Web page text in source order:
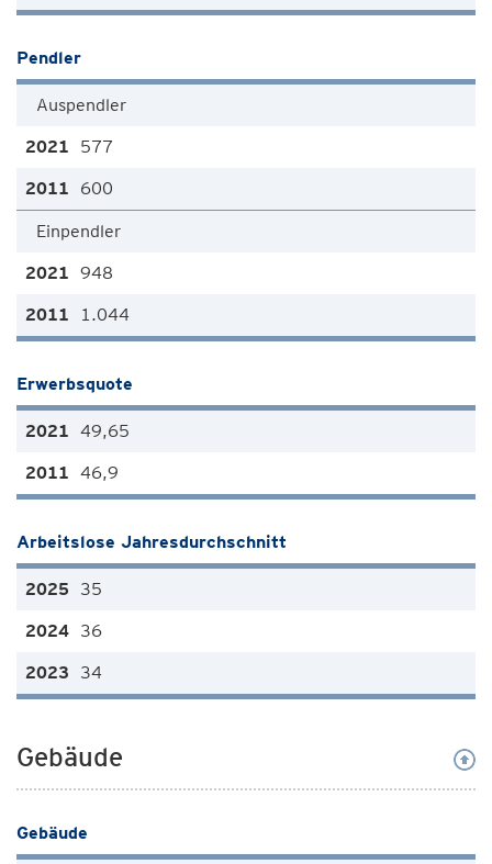
Pendler
Auspendler
577
600
Einpendler
948
1.044
Erwerbsquote
49,65
46,9
Arbeitslose Jahresdurchschnitt
35
36
34
Gebäude
Gebäude